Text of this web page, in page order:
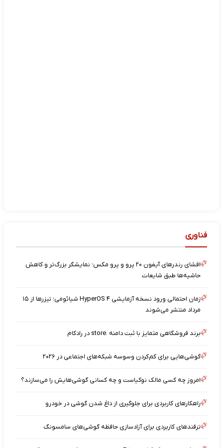
فناوری
افشای رندرهای آیفون ۲۰ پرو و پرو مکس؛ نمایشگر بزرگ‌تر و کاهش
حاشیه‌ها طبق شایعات
زمان احتمالی ورود نسخه آزمایشی HyperOS ۴ شیائومی؛ تیزرها از ۱۵
مرداد منتشر می‌شوند
برند فروشگاهی متمایز با ثبت دامنه .store در رادکام
گوشی‌هایی برای کم‌کردن وسوسه شبکه‌های اجتماعی در ۲۰۲۶
امروز چه کسی مالک نوکیاست و چه کسانی گوشی‌هایش را می‌سازند؟
راهکارهای کاربردی برای جلوگیری از داغ شدن گوشی در خودرو
ترفندهای کاربردی برای آزادسازی حافظه گوشی‌های سامسونگ